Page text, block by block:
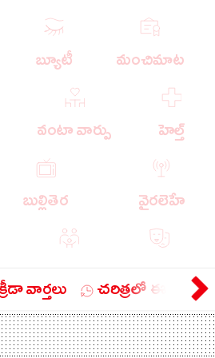
బ్యూటీ మంచిమాట
వంటా వార్పు హెల్త్
బుల్లితెర వైరలెహే
ఎడ్యుకేషన్ లైఫ్ స్టైల్
వార్తలు చరిత్రలో ఈ రోజు